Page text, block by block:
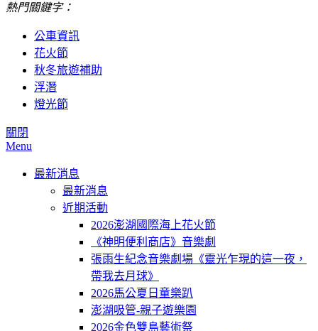
熱門關鍵字：
公車資訊
花火節
秋冬旅遊補助
浮潛
燈光節
關閉
Menu
最新消息
最新消息
近期活動
2026澎湖國際海上花火節
《神明便利商店》音樂劇
張雨生紀念音樂劇場《靈光乍現的這一夜，
帶我去月球》
2026馬公夏日童樂趴
澎湖吸管-親子遊樂園
2026金色雙島藝術祭